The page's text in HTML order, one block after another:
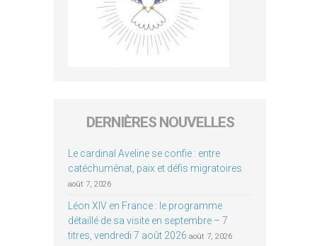
DERNIÈRES NOUVELLES
Le cardinal Aveline se confie : entre
catéchuménat, paix et défis migratoires
août 7, 2026
Léon XIV en France : le programme
détaillé de sa visite en septembre – 7
titres, vendredi 7 août 2026 août 7, 2026